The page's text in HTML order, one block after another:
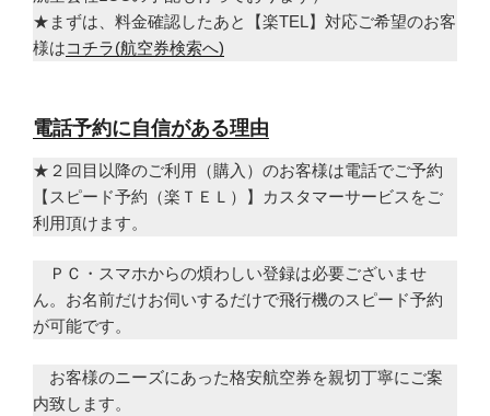
★まずは、料金確認したあと【楽TEL】対応ご希望のお客
様はコチラ(航空券検索へ)
電話予約に自信がある理由
★２回目以降のご利用（購入）のお客様は電話でご予約
【スピード予約（楽ＴＥＬ）】カスタマーサービスをご
利用頂けます。
ＰＣ・スマホからの煩わしい登録は必要ございませ
ん。お名前だけお伺いするだけで飛行機のスピード予約
が可能です。
お客様のニーズにあった格安航空券を親切丁寧にご案
内致します。